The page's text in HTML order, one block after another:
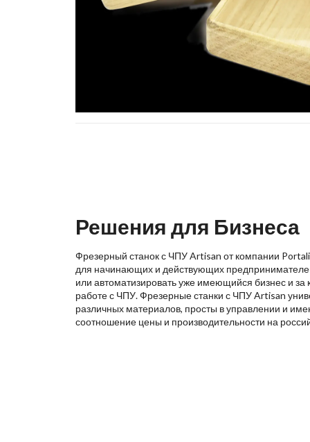
Решения для Бизнеса
Фрезерный станок с ЧПУ Artisan от компании
для начинающих и действующих
или автоматизировать уже имеющийся бизнес и за
работе с ЧПУ. Фрезерные станки с ЧПУ Artisan
различных материалов, просты в управлении и
соотношение цены и производительности на